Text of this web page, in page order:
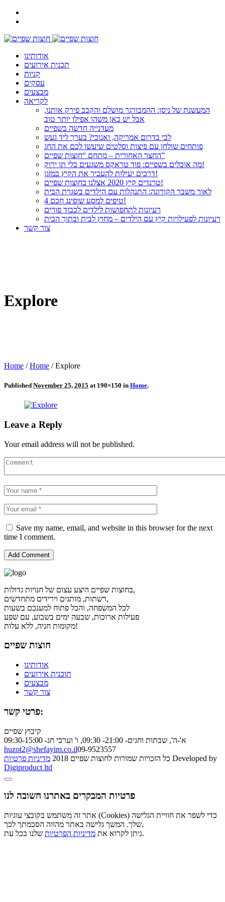
אודותינו
תכנית אירועים
קניות
עסקים
מבצעים
לקריאה
המעשנת של ניסן: ההמבורגר מושלם והקבב פירק אותנו,
אבל יש כאן משהו אפילו יותר טוב
מעדנייה חדשה בשפיים
לבי בדרום אמריקה, ואנוכי? בערך ליד געש
פותחים שולחן עם פיצות וסלטים שיעשו לכם את החג
החצר האחורית – מתחם “חוצות שפיים”
מה אוכלים בשפיים: פוד טראקס משגעים בלי תו ירוק!
דרכים יעילות להעביר את הקיץ במזגן!
טרנדים קיץ 2020 אצלנו בחוצות שפיים!
לאור משבר הקורונה: התנהלות עם הילדים בשגרת הבית
4 טיפים למסע שופינג חכם!
רעיונות לתחפושות לילדים לכבוד פורים
רעיונות לפעילויות קיץ עם הילדים – מחוץ לבית ובתוך הבית
צור קשר
Explore
Home /Home /Explore
Published November 25, 2015 at 190×150 in Home.
Leave a Reply
Your email address will not be published.
Save my name, email, and website in this browser for the next
time I comment.
בחוצות שפיים היצע עצום של חנויות גדולות,
רשתות, מותגים וירידים מתחדשים,
לכל המשפחה, והכל פתוח למענכם בשעות
פעילות ארוכות, שבעה ימים בשבוע, עם שפע
מקומות חניה, ללא עלות!
חוצות שפיים
אודותינו
תוכנית אירועים
מבצעים
צור קשר
פרטי קשר:
קיבוץ שפיים
א'-ה', שבתות וחגים- 21:00- 09:30, ו' וערבי חג- 09:30-15:00
huzot2@shefayim.co.il09-9523557
כל הזכויות שמורות לחוצות שפיים 2018
מדיניות פרטיות
Developed by
Digiproduct ltd
פרטיות המבקרים באתרנו חשובה לנו
אתר זה משתמש בקובצי עוגיות (Cookies) כדי לשפר את חוויית הגלישה
שלך. המשך גלישה באתר מהווה הסכמתך לכך.
ניתן לקרוא את מדיניות הפרטיות שלנו בכל עת.